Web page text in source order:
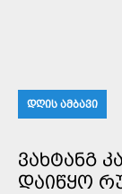
ᲓᲦᲘᲡ ᲐᲛᲑᲐᲕᲘ
ᲕᲐᲮᲢᲐᲜᲒ
ᲓᲐᲘᲬᲧᲝ